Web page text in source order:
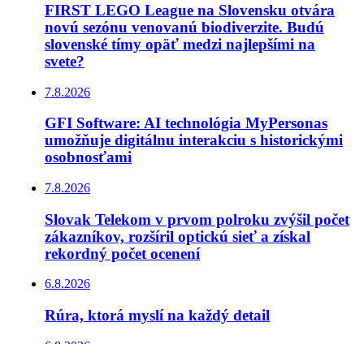
FIRST LEGO League na Slovensku otvára
novú sezónu venovanú biodiverzite. Budú
slovenské tímy opäť medzi najlepšími na
svete?
7.8.2026
GFI Software: AI technológia MyPersonas
umožňuje digitálnu interakciu s historickými
osobnosťami
7.8.2026
Slovak Telekom v prvom polroku zvýšil počet
zákazníkov, rozšíril optickú sieť a získal
rekordný počet ocenení
6.8.2026
Rúra, ktorá myslí na každý detail